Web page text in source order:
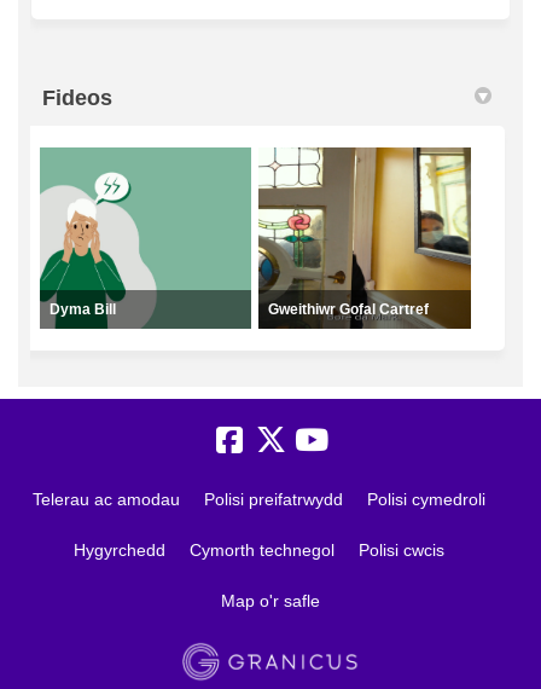
Fideos
Dyma Bill Gweithiwr Gofal Cartref
Telerau ac amodau Polisi preifatrwydd Polisi cymedroli
Hygyrchedd Cymorth technegol Polisi cwcis
Map o'r safle